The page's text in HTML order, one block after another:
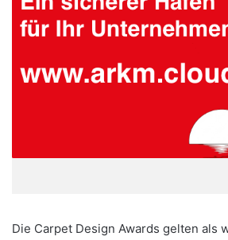
Die Carpet Design Awards gelten als